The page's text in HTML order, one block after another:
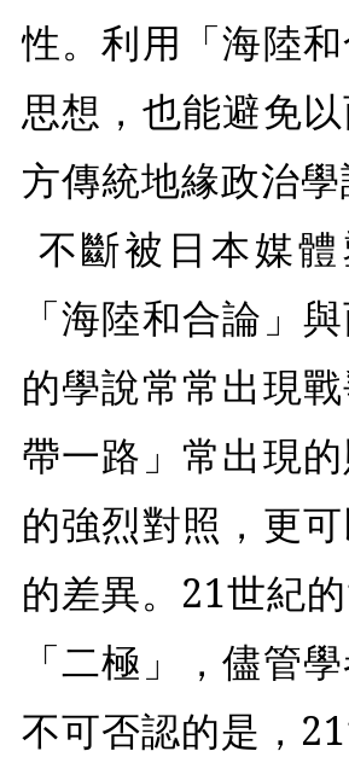
性。利用「海陸
思想，也能避免
方傳統地緣政治
不斷被日本媒
「海陸和合論」
的學說常常出現
帶一路」常出現
的強烈對照，更
的差異。21世紀
「二極」，儘管
不可否認的是，